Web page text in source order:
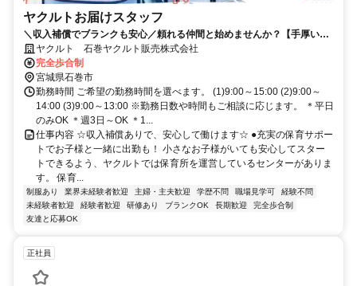
ヤクルトお届けスタッフ
＼収入補償でブランクも安心／頼れる仲間と始めませんか？【手厚い育
児支援】
ヤクルト 石巻ヤクルト販売株式会社
完全歩合制
宮城県石巻市
勤務時間 ご希望の勤務時間を選べます。 (1)9:00～15:00 (2)9:00～
14:00 (3)9:00～13:00 ※勤務日数や時間もご相談に応じます。 ＊平日
のみOK ＊週3日～OK ＊1...
仕事内容 ☆収入補償ありで、安心して働けます☆ ●充実の保育サポー
トでお子様と一緒に出勤も！ 小さなお子様がいても安心してスター
トできるよう、ヤクルトでは保育所を運営しているセンターがありま
す。 保育...
制服あり 業界未経験者歓迎 主婦・主夫歓迎 学歴不問 職場見学可
経験不問
未経験者歓迎
経験者歓迎 研修あり ブランクOK 長期歓迎
完全歩合制
友達と応募OK
正社員